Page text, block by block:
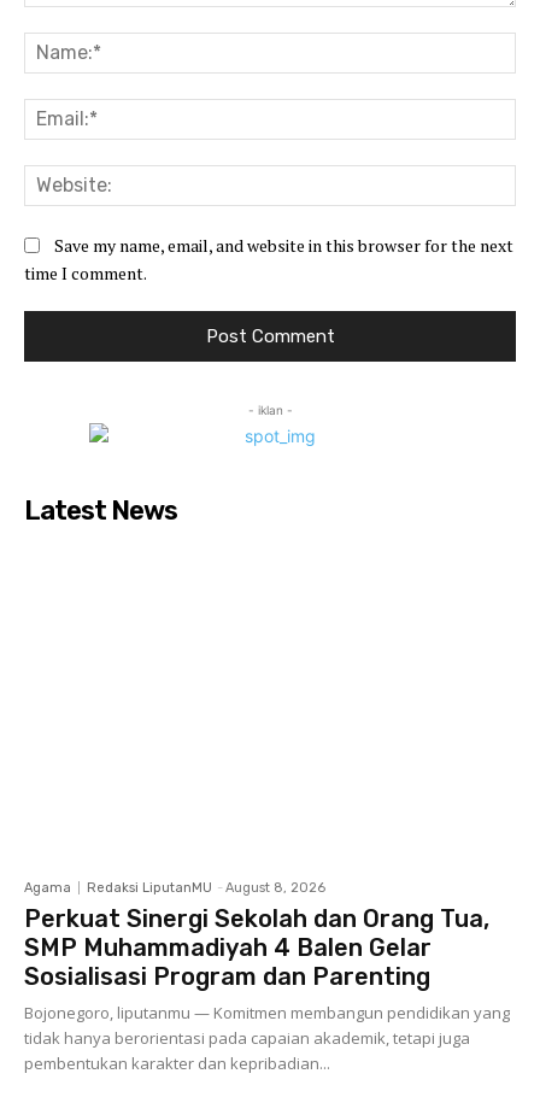
Save my name, email, and website in this browser for the next
time I comment.
- iklan -
Latest News
Agama Redaksi LiputanMU - August 8, 2026
Perkuat Sinergi Sekolah dan Orang Tua,
SMP Muhammadiyah 4 Balen Gelar
Sosialisasi Program dan Parenting
Bojonegoro, liputanmu — Komitmen membangun pendidikan yang
tidak hanya berorientasi pada capaian akademik, tetapi juga
pembentukan karakter dan kepribadian...